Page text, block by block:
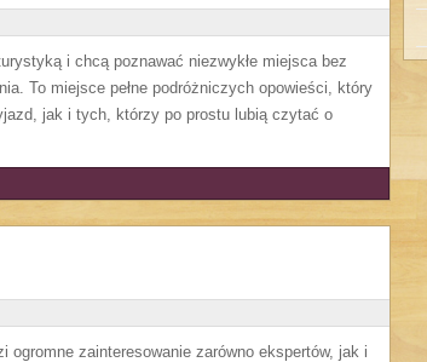
i chcą poznawać niezwykłe miejsca bez
To miejsce pełne podróżniczych opowieści, który
jak i tych, którzy po prostu lubią czytać o
zainteresowanie zarówno ekspertów, jak i